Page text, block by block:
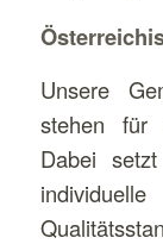
Unsere
stehen für
Dabei